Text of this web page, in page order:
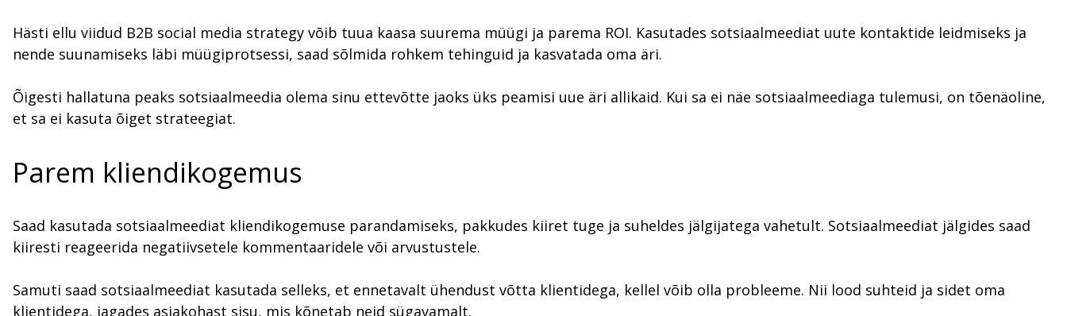
Hästi ellu viidud B2B social media strategy võib tuua kaasa suurema müügi ja parema ROI. Kasutades sotsiaalmeediat uute kontaktide leidmiseks ja
nende suunamiseks läbi müügiprotsessi, saad sõlmida rohkem tehinguid ja kasvatada oma äri.
Õigesti hallatuna peaks sotsiaalmeedia olema sinu ettevõtte jaoks üks peamisi uue äri allikaid. Kui sa ei näe sotsiaalmeediaga tulemusi, on tõenäoline,
et sa ei kasuta õiget strateegiat.
Parem kliendikogemus
Saad kasutada sotsiaalmeediat kliendikogemuse parandamiseks, pakkudes kiiret tuge ja suheldes jälgijatega vahetult. Sotsiaalmeediat jälgides saad
kiiresti reageerida negatiivsetele kommentaaridele või arvustustele.
Samuti saad sotsiaalmeediat kasutada selleks, et ennetavalt ühendust võtta klientidega, kellel võib olla probleeme. Nii lood suhteid ja sidet oma
klientidega, jagades asjakohast sisu, mis kõnetab neid sügavamalt.